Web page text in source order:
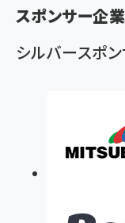
ず
スポンサー企
シルバースポ